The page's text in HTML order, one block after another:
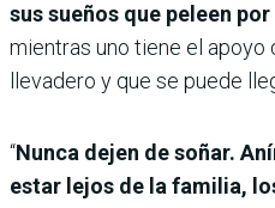
sus sueños que peleen
mientras uno tiene el apoyo
llevadero y que se puede
“Nunca dejen de soñar.
estar lejos de la familia,